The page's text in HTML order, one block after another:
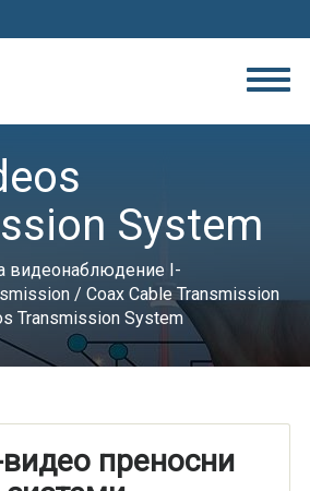
System
видеонаблюдение I-
/ Coax Cable Transmission
Transmission System
преносни